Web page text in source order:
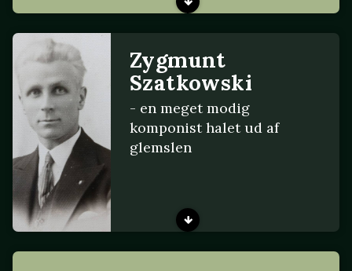
Zygmunt
Szatkowski
- en meget modig
komponist halet ud af
glemslen